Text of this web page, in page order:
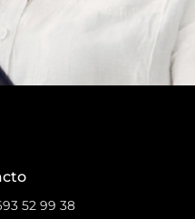
52 99 38